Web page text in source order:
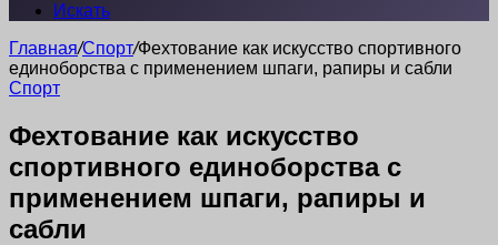
Искать
Главная/Спорт/Фехтование как искусство спортивного
единоборства с применением шпаги, рапиры и сабли
Спорт
Фехтование как искусство
спортивного единоборства с
применением шпаги, рапиры и
сабли